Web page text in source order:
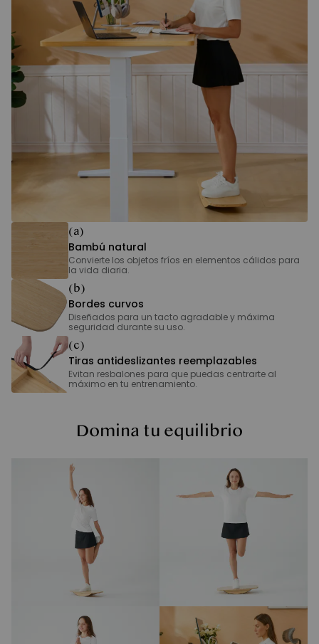
(a)
Bambú natural
Convierte los objetos fríos en elementos cálidos para
la vida diaria.
(b)
Bordes curvos
Diseñados para un tacto agradable y máxima
seguridad durante su uso.
(c)
Tiras antideslizantes reemplazables
Evitan resbalones para que puedas centrarte al
máximo en tu entrenamiento.
Domina tu equilibrio